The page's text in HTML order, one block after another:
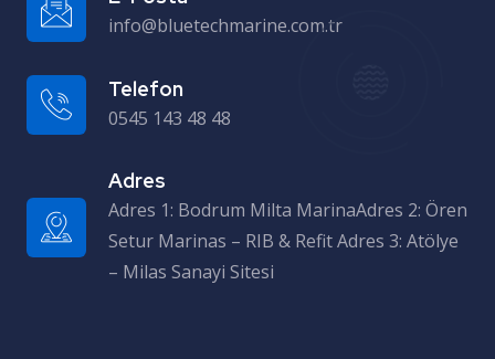
info@bluetechmarine.com.tr
Telefon
0545 143 48 48
Adres
Adres 1: Bodrum Milta MarinaAdres 2: Ören Setur Marinas – RIB & Refit Adres 3: Atölye – Milas Sanayi Sitesi